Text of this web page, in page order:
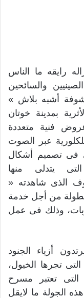
رايقه ما الناس
والسائحين
أشبه بلاش »
بمدينة خوتان
فنية متعددة
عبر الصوت
فى تصميم أشكال
يتدلى منها
الذى شاهدته «
من أجل خدمة
وذلك فى عمل
أزياء الجنود
تجرها الخيول،
تعتبر مسرح
الجولة ما لايقل